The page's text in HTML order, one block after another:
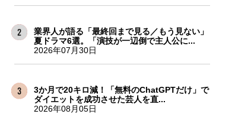
業界人が語る「最終回まで見る／もう見ない」
夏ドラマ6選。「演技が一辺倒で主人公に...
2026年07月30日
3か月で20キロ減！「無料のChatGPTだけ」で
ダイエットを成功させた芸人を直...
2026年08月05日